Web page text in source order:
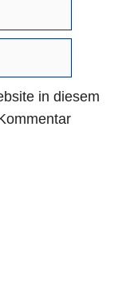
in diesem